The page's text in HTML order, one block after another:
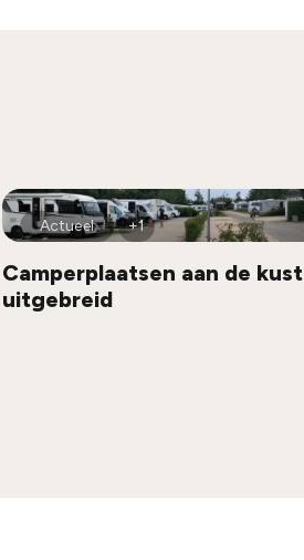
Actueel +1
Camperplaatsen aan de kust
uitgebreid